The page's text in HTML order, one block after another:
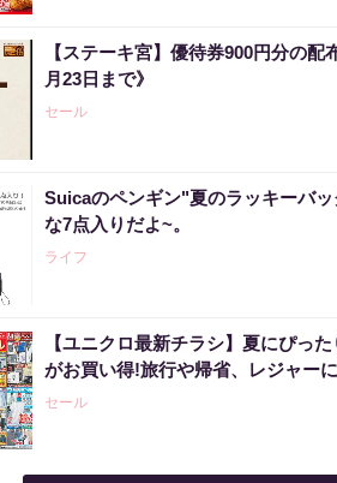
【ステーキ宮】優待券900円分の
月23日まで》
セール
Suicaのペンギン"夏のラッキーバ
な7点入りだよ~。
ライフ
【ユニクロ最新チラシ】夏にぴっ
がお買い得!旅行や帰省、レジャー
セール